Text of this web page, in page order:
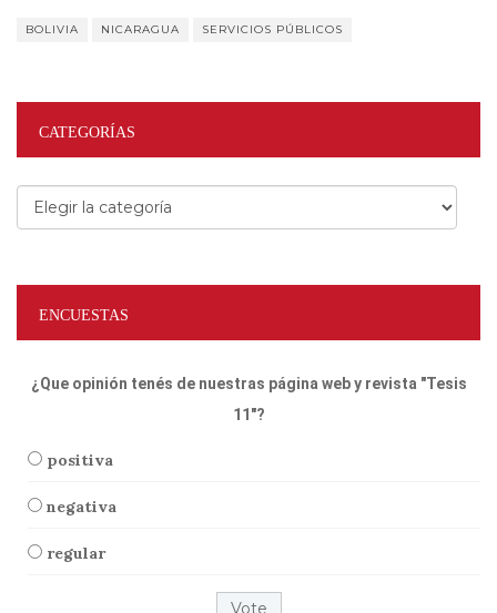
BOLIVIA NICARAGUA SERVICIOS PÚBLICOS
CATEGORÍAS
Categorías
ENCUESTAS
¿Que opinión tenés de nuestras página web y revista "Tesis
11"?
positiva
negativa
regular